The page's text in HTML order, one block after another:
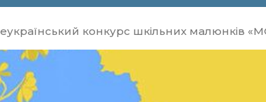
конкурс шкільних малюнків